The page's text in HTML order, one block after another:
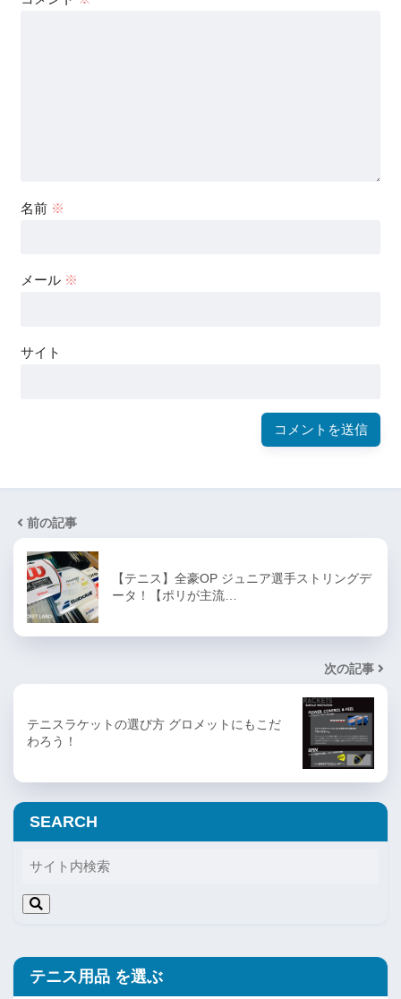
名前 ※
メール ※
サイト
前の記事
【テニス】全豪OP ジュニア選手ストリングデ
ータ！【ポリが主流…
次の記事
テニスラケットの選び方 グロメットにもこだ
わろう！
SEARCH
テニス用品 を選ぶ